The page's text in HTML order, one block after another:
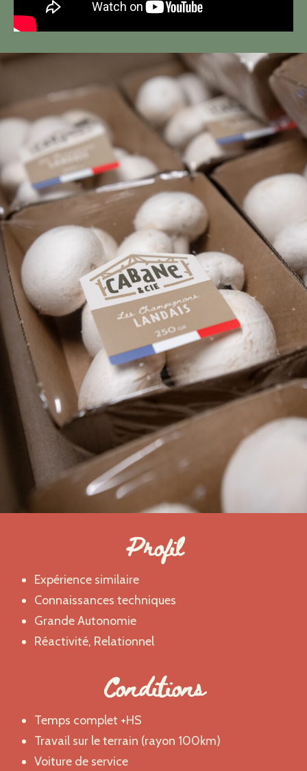
Profil
Expérience similaire
Connaissances techniques
Grande Autonomie
Réactivité, Relationnel
Conditions
Temps complet +HS
Travail sur le terrain (rayon 100km)
Voiture de service